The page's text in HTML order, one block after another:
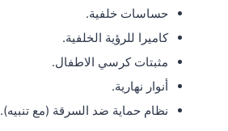
حساسات خلفية.
كاميرا للرؤية الخلفية.
مثبتات كرسي الاطفال.
أنوار نهارية.
نظام حماية ضد السرقة (مع تنبيه).